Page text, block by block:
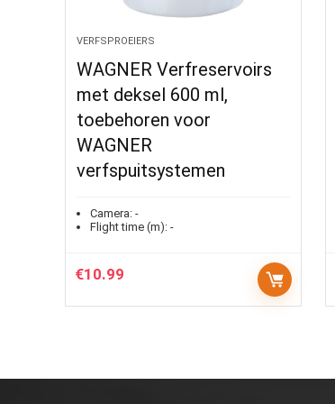
VERFSPROEIERS
WAGNER Verfreservoirs
met deksel 600 ml,
toebehoren voor
WAGNER
verfspuitsystemen
Camera: -
Flight time (m): -
€10.99